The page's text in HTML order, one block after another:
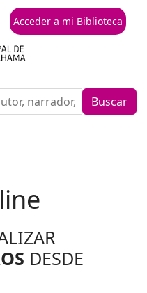
Acceder a mi Biblioteca
Buscar
DESDE